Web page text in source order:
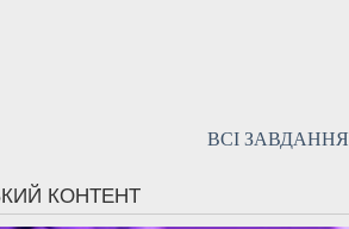
ВСІ ЗАВДАННЯ